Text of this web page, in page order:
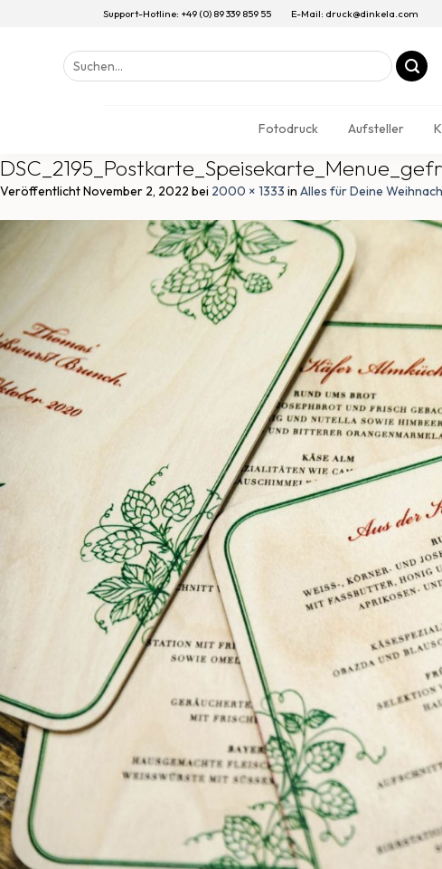
Support-Hotline: +49 (0) 89 339 859 55 E-Mail: druck@dinkela.com
Suchen
nach:
Fotodruck Aufsteller
VeröffentlichtNovember 2, 2022 bei 2000 × 1333 in Alles für Deine